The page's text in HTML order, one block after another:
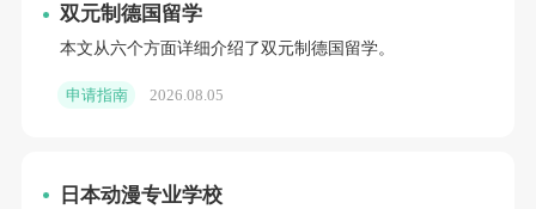
双元制德国留学
本文从六个方面详细介绍了双元制德国留学。
申请指南 2026.08.05
日本动漫专业学校